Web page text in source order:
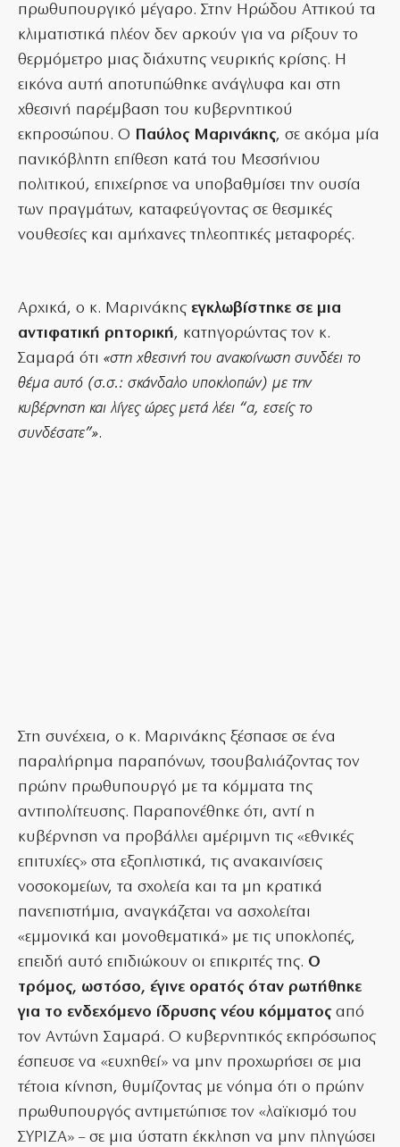
πρωθυπουργικό μέγαρο. Στην Ηρώδου Αττικού τα
κλιματιστικά πλέον δεν αρκούν για να ρίξουν το
θερμόμετρο μιας διάχυτης νευρικής κρίσης. Η
εικόνα αυτή αποτυπώθηκε ανάγλυφα και στη
χθεσινή παρέμβαση του κυβερνητικού
εκπροσώπου. Ο Παύλος Μαρινάκης, σε ακόμα μία
πανικόβλητη επίθεση κατά του Μεσσήνιου
πολιτικού, επιχείρησε να υποβαθμίσει την ουσία
των πραγμάτων, καταφεύγοντας σε θεσμικές
νουθεσίες και αμήχανες τηλεοπτικές μεταφορές.
Αρχικά, ο κ. Μαρινάκης εγκλωβίστηκε σε μια
αντιφατική ρητορική, κατηγορώντας τον κ.
Σαμαρά ότι «στη χθεσινή του ανακοίνωση συνδέει το
θέμα αυτό (σ.σ.: σκάνδαλο υποκλοπών) με την
κυβέρνηση και λίγες ώρες μετά λέει “α, εσείς το
συνδέσατε”».
Στη συνέχεια, ο κ. Μαρινάκης ξέσπασε σε ένα
παραλήρημα παραπόνων, τσουβαλιάζοντας τον
πρώην πρωθυπουργό με τα κόμματα της
αντιπολίτευσης. Παραπονέθηκε ότι, αντί η
κυβέρνηση να προβάλλει αμέριμνη τις «εθνικές
επιτυχίες» στα εξοπλιστικά, τις ανακαινίσεις
νοσοκομείων, τα σχολεία και τα μη κρατικά
πανεπιστήμια, αναγκάζεται να ασχολείται
«εμμονικά και μονοθεματικά» με τις υποκλοπές,
επειδή αυτό επιδιώκουν οι επικριτές της. Ο
τρόμος, ωστόσο, έγινε ορατός όταν ρωτήθηκε
για το ενδεχόμενο ίδρυσης νέου κόμματος από
τον Αντώνη Σαμαρά. Ο κυβερνητικός εκπρόσωπος
έσπευσε να «ευχηθεί» να μην προχωρήσει σε μια
τέτοια κίνηση, θυμίζοντας με νόημα ότι ο πρώην
πρωθυπουργός αντιμετώπισε τον «λαϊκισμό του
ΣΥΡΙΖΑ» – σε μια ύστατη έκκληση να μην πληγώσει